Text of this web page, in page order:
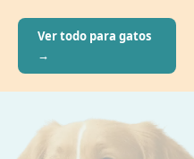
Ver todo para gatos
→